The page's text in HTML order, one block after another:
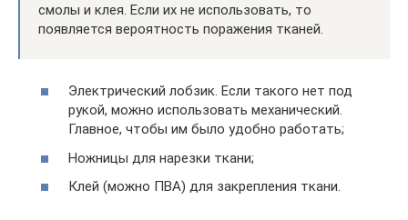
смолы и клея. Если их не использовать, то
появляется вероятность поражения тканей.
Электрический лобзик. Если такого нет под
рукой, можно использовать механический.
Главное, чтобы им было удобно работать;
Ножницы для нарезки ткани;
Клей (можно ПВА) для закрепления ткани.